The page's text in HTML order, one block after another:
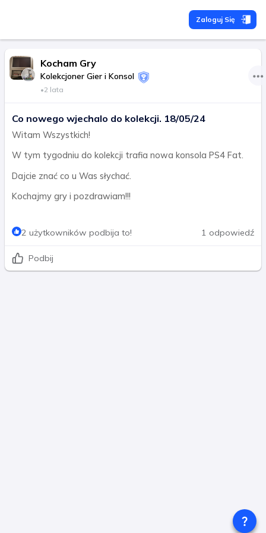
Zaloguj Się
Kocham Gry
Kolekcjoner Gier i Konsol
•2 lata
Co nowego wjechalo do kolekcji. 18/05/24
Witam Wszystkich!
W tym tygodniu do kolekcji trafia nowa konsola PS4 Fat.
Dajcie znać co u Was słychać.
Kochajmy gry i pozdrawiam!!!
2 użytkowników podbija to! 1 odpowiedź
Podbij